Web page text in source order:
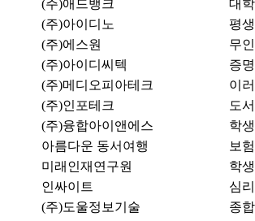
(주)애드뱅크
대
(주)아이디노
평
(주)에스원
무
(주)아이디씨텍
증
(주)메디오피아테크
이
(주)인포테크
도
(주)융합아이앤에스
학
아름다운 동서여행
보
미래인재연구원
학
인싸이트
심
(주)도울정보기술
종